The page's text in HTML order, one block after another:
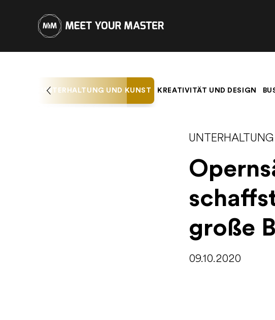
UNTERHALTUNG UND KUNST KREATIVITÄT UND DESIGN
große
09.10.2020